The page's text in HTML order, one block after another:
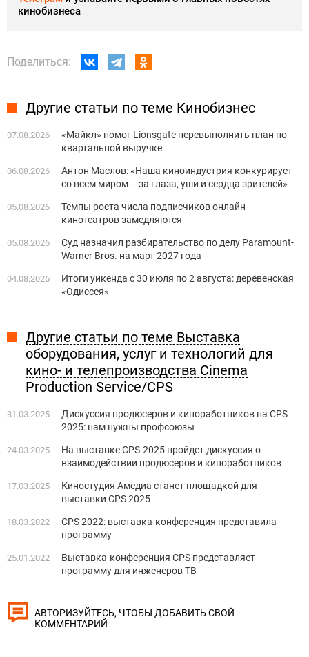
кинобизнеса
Поделиться:
Другие статьи по теме Кинобизнес
07.08.2026
«Майкл» помог Lionsgate перевыполнить план по
квартальной выручке
06.08.2026
Антон Маслов: «Наша киноиндустрия конкурирует
со всем миром – за глаза, уши и сердца зрителей»
05.08.2026
Темпы роста числа подписчиков онлайн-
кинотеатров замедляются
05.08.2026
Суд назначил разбирательство по делу Paramount-
Warner Bros. на март 2027 года
04.08.2026
Итоги уикенда с 30 июля по 2 августа: деревенская
«Одиссея»
Другие статьи по теме Выставка
оборудования, услуг и технологий для
кино- и телепроизводства Cinema
Production Service/CPS
31.03.2025
Дискуссия продюсеров и киноработников на CPS
2025: нам нужны профсоюзы
24.03.2025
На выставке CPS-2025 пройдет дискуссия о
взаимодействии продюсеров и киноработников
17.03.2025
Киностудия Амедиа станет площадкой для
выставки CPS 2025
18.03.2022
СPS 2022: выставка-конференция представила
программу
25.01.2022
Выставка-конференция СPS представляет
программу для инженеров ТВ
АВТОРИЗУЙТЕСЬ, ЧТОБЫ ДОБАВИТЬ СВОЙ
КОММЕНТАРИЙ